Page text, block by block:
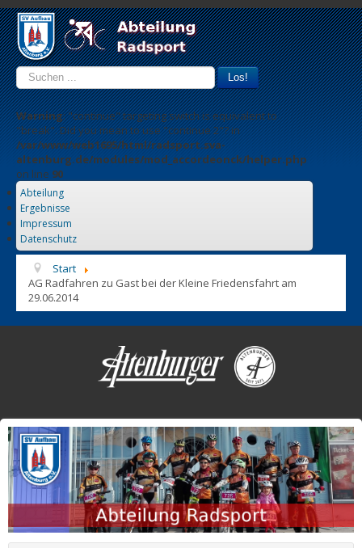
Suchen
...
Los!
Warning: "continue" targeting switch is equivalent to
"break". Did you mean to use "continue 2"? in
/var/www/web1695/html/radsport.sva-
altenburg.de/modules/mod_accordeonck/helper.php
on line 90
Abteilung
Ergebnisse
Impressum
Datenschutz
Start
AG Radfahren zu Gast bei der Kleine Friedensfahrt am
29.06.2014